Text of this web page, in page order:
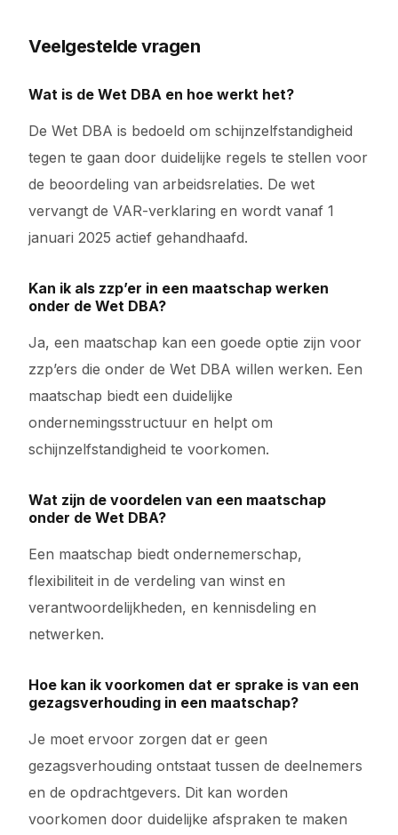
Veelgestelde vragen
Wat is de Wet DBA en hoe werkt het?
De Wet DBA is bedoeld om schijnzelfstandigheid
tegen te gaan door duidelijke regels te stellen voor
de beoordeling van arbeidsrelaties. De wet
vervangt de VAR-verklaring en wordt vanaf 1
januari 2025 actief gehandhaafd.
Kan ik als zzp’er in een maatschap werken
onder de Wet DBA?
Ja, een maatschap kan een goede optie zijn voor
zzp’ers die onder de Wet DBA willen werken. Een
maatschap biedt een duidelijke
ondernemingsstructuur en helpt om
schijnzelfstandigheid te voorkomen.
Wat zijn de voordelen van een maatschap
onder de Wet DBA?
Een maatschap biedt ondernemerschap,
flexibiliteit in de verdeling van winst en
verantwoordelijkheden, en kennisdeling en
netwerken.
Hoe kan ik voorkomen dat er sprake is van een
gezagsverhouding in een maatschap?
Je moet ervoor zorgen dat er geen
gezagsverhouding ontstaat tussen de deelnemers
en de opdrachtgevers. Dit kan worden
voorkomen door duidelijke afspraken te maken